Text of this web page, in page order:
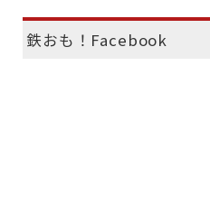
鉄おも！Facebook